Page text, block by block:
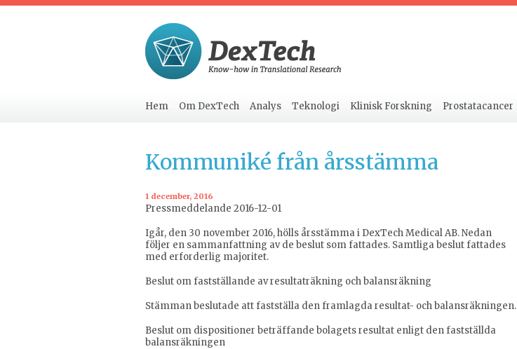
Hem Om DexTech Analys Teknologi Klinisk Forskning Prostatacancer
Kommuniké från årsstämma
1 december, 2016
Pressmeddelande 2016-12-01
Igår, den 30 november 2016, hölls årsstämma i DexTech Medical AB. Nedan
följer en sammanfattning av de beslut som fattades. Samtliga beslut fattades
med erforderlig majoritet.
Beslut om fastställande av resultaträkning och balansräkning
Stämman beslutade att fastställa den framlagda resultat- och balansräkningen.
Beslut om dispositioner beträffande bolagets resultat enligt den fastställda
balansräkningen